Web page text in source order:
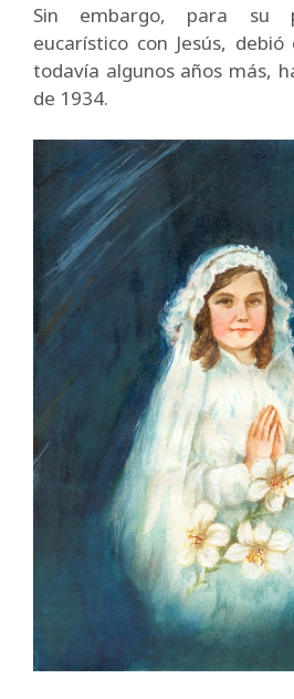
Sin embargo, para su
eucarístico con Jesús,
todavía algunos años más,
de 1934.